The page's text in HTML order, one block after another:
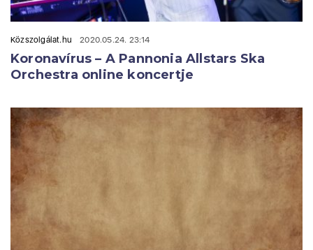
Közszolgálat.hu 2020.05.24. 23:14
Koronavírus – A Pannonia Allstars Ska
Orchestra online koncertje